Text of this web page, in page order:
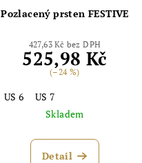
Pozlacený prsten FESTIVE
427,63 Kč bez DPH
525,98 Kč
(–24 %)
US 6
US 7
Skladem
Detail